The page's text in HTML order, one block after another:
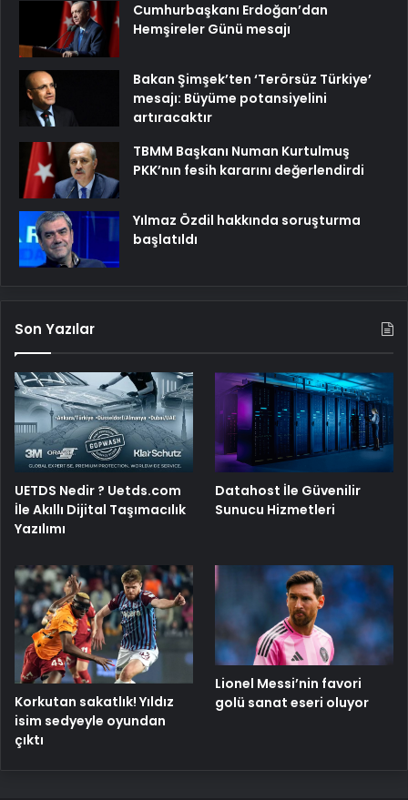
Cumhurbaşkanı Erdoğan’dan
Hemşireler Günü mesajı
Bakan Şimşek’ten ‘Terörsüz Türkiye’
mesajı: Büyüme potansiyelini
artıracaktır
TBMM Başkanı Numan Kurtulmuş
PKK’nın fesih kararını değerlendirdi
Yılmaz Özdil hakkında soruşturma
başlatıldı
Son Yazılar
UETDS Nedir ? Uetds.com
İle Akıllı Dijital Taşımacılık
Yazılımı
Datahost İle Güvenilir
Sunucu Hizmetleri
Korkutan sakatlık! Yıldız
isim sedyeyle oyundan
çıktı
Lionel Messi’nin favori
golü sanat eseri oluyor